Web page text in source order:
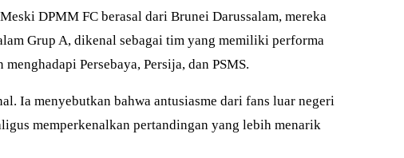
DPMM FC berasal dari Brunei Darussalam, mereka
Grup A, dikenal sebagai tim yang memiliki performa
Persebaya, Persija, dan PSMS.
Ia menyebutkan bahwa antusiasme dari fans luar negeri
memperkenalkan pertandingan yang lebih menarik